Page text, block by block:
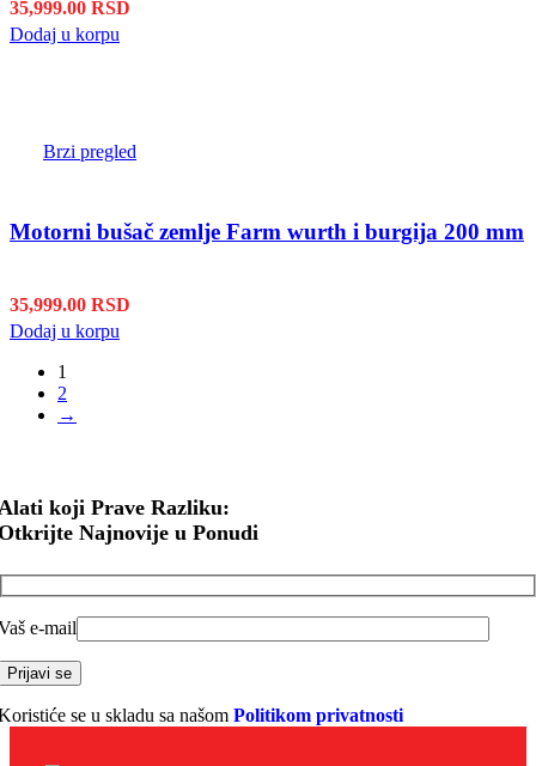
35,999.00 RSD
Dodaj u korpu
Brzi pregled
Motorni bušač zemlje Farm wurth i burgija 200 mm
35,999.00 RSD
Dodaj u korpu
1
2
→
koji Prave Razliku:
Najnovije u Ponudi
e-mail
se u skladu sa našom Politikom privatnosti